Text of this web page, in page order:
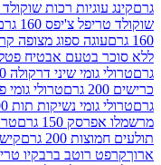
רכות שוקולד מריר צ'יפס 160 גרם
160 גרם
קינג
ספוג מצופה קרם קקאו 300 גרם
אבטיח פטל בקבוקון 67 גרם
שיני דרקולה 150 גרם
טרולי גומי פירות ים 175 גרם
נשיקות תות 200 גרם
טרולי
גרם
טרולי מרשמלו תפוח
גרם
ברבקיו טריאקי מתוק 510 מ"ל